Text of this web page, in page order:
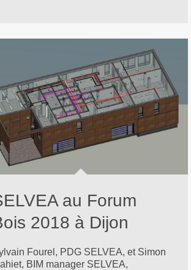
au Forum
2018 à Dijon
Fourel, PDG SELVEA, et Simon
BIM manager SELVEA,